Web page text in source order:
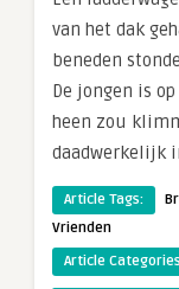
van het dak
beneden
De jongen is
heen zou
daadwerkelijk
Article Tags:
Vrienden
Article